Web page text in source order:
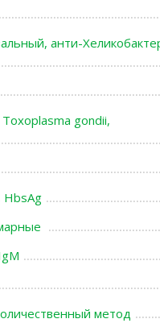
анти-
gondii,
HbsAg
метод